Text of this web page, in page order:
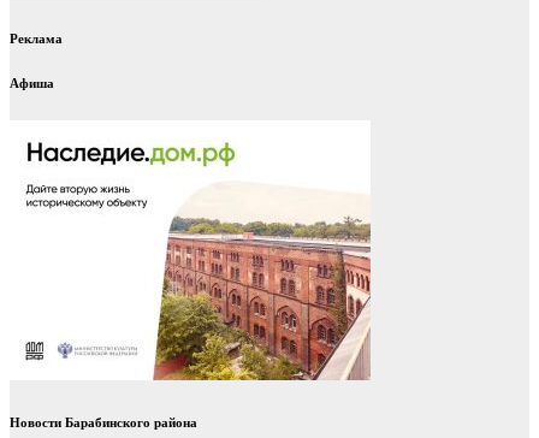
Реклама
Афиша
Новости Барабинского района